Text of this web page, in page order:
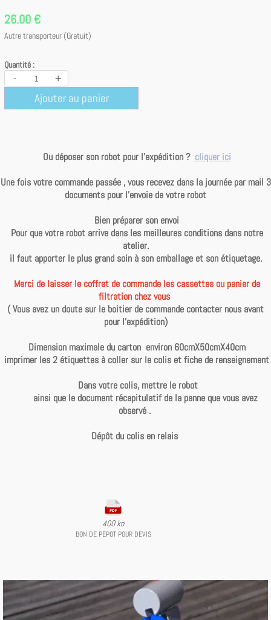
26.00 €
Autre transporteur (Gratuit)
Quantité :
- +
Ajouter au panier
Ou déposer son robot pour l’expédition ? cliquer ici
Une fois votre commande passée , vous recevez dans la journée par mail 3
documents pour l'envoie de votre robot
Bien préparer son envoi
Pour que votre robot arrive dans les meilleures conditions dans notre
atelier.
il faut apporter le plus grand soin à son emballage et son étiquetage.
Merci de laisser le coffret de commande les cassettes ou panier de
filtration chez vous
( Vous avez un doute sur le boitier de commande contacter nous avant
pour l'expédition)
Dimension maximale du carton environ 60cmX50cmX40cm
imprimer les 2 étiquettes à coller sur le colis et fiche de renseignement
Dans votre colis, mettre le robot
ainsi que le document récapitulatif de la panne que vous avez
observé .
Dépôtdu colis en relais
400 ko
BON DE PEPOT POUR DEVIS